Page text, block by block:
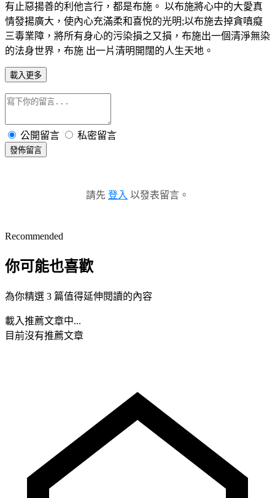
有止惡揚善的利他言行，都是布施。 以布施將心中的大愛真
情發揚廣大，使內心充滿柔和喜悅的光明;以布施去掉貪嗔癡
三毒業障，將所有身心的污染損之又損，布施出一個清淨無染
的法身世界，布施 出一片清明開闊的人生天地。
載入更多
公開留言 私密留言
發佈留言
請先 登入 以發表留言。
Recommended
你可能也喜歡
為你精選 3 篇值得延伸閱讀的內容
載入推薦文章中...
目前沒有推薦文章